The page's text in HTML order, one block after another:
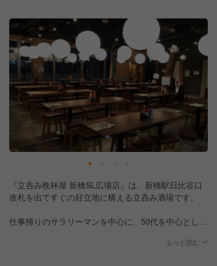
『立呑み晩杯屋 新橋SL広場店』は、新橋駅日比谷口
改札を出てすぐの好立地に構える立呑み酒場です。
仕事帰りのサラリーマンを中心に、50代を中心とした
一人でふらっと立ち寄れる気軽さが魅力で、気づけば
もっと読む